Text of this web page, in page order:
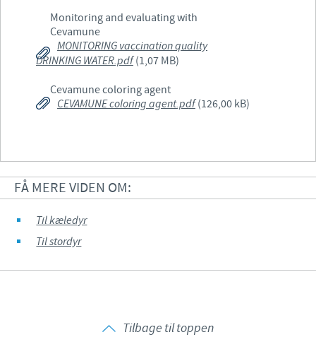
Monitoring and evaluating with
Cevamune
MONITORING vaccination quality
DRINKING WATER.pdf(1,07 MB)
Cevamune coloring agent
CEVAMUNE coloring agent.pdf(126,00 kB)
FÅ MERE VIDEN OM:
Til kæledyr
Til stordyr
Tilbage til toppen